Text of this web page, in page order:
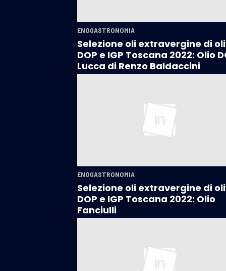
ENOGASTRONOMIA
Selezione oli extravergine di
DOP e IGP Toscana 2022: Olio
Lucca di Renzo Baldaccini
ENOGASTRONOMIA
Selezione oli extravergine di
DOP e IGP Toscana 2022: Olio
Fanciulli